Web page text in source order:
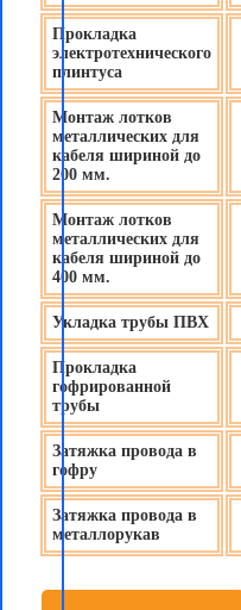
Прокладка
электротехнического
плинтуса
Монтаж лотков
металлических для
кабеля шириной до
200 мм.
Монтаж лотков
металлических для
кабеля шириной до
400 мм.
Укладка трубы ПВХ
Прокладка
гофрированной
трубы
Затяжка провода в
гофру
Затяжка провода в
металлорукав